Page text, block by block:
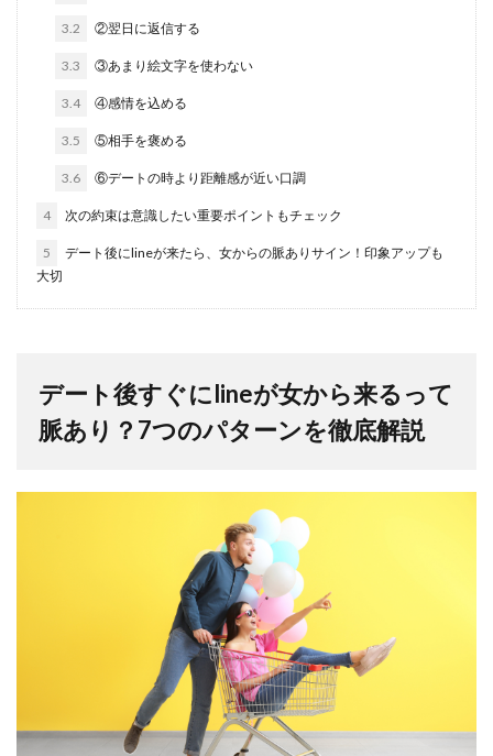
3.2 ②翌日に返信する
3.3 ③あまり絵文字を使わない
3.4 ④感情を込める
3.5 ⑤相手を褒める
3.6 ⑥デートの時より距離感が近い口調
4 次の約束は意識したい重要ポイントもチェック
5
デート後にlineが来たら、女からの脈ありサイン！印象アップも
大切
デート後すぐにlineが女から来るって
脈あり？7つのパターンを徹底解説